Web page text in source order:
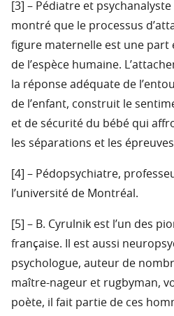
[3] – Pédiatre et
montré que le processus
figure maternelle est une part
de l’espèce humaine.
la réponse adéquate de
de l’enfant, construit le
et de sécurité du bébé qui
les séparations et les
[4] – Pédopsychiatre,
l’université de Montréal.
[5] – B. Cyrulnik est l’un des
française. Il est aussi
psychologue, auteur de
maître-nageur et rugbyman,
poète, il fait partie de ces